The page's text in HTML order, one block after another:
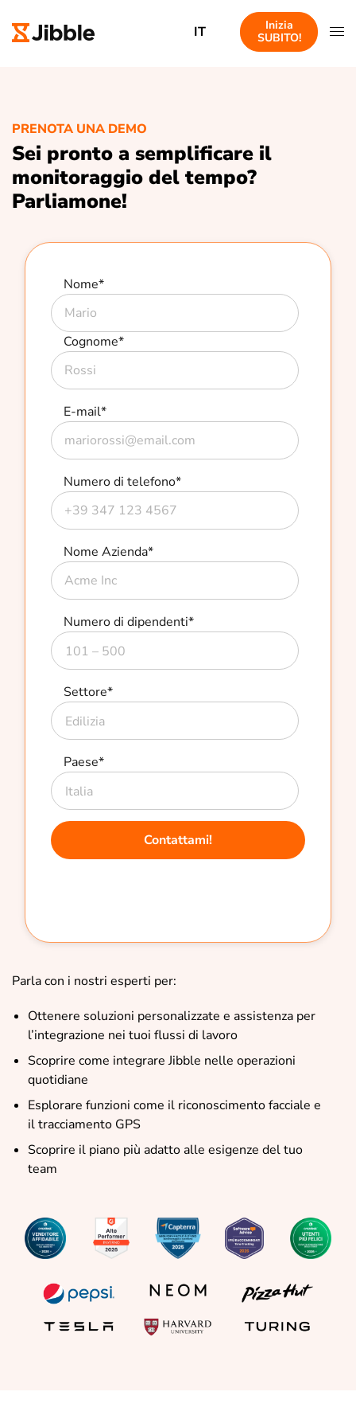
IT
Inizia
SUBITO!
PRENOTA UNA DEMO
Sei pronto a semplificare il
monitoraggio del tempo?
Parliamone!
Nome*
Cognome*
E-mail*
Numero di telefono*
Nome Azienda*
Numero di dipendenti*
Settore*
Paese*
Parla con i nostri esperti per:
Ottenere soluzioni personalizzate e assistenza per
l’integrazione nei tuoi flussi di lavoro
Scoprire come integrare Jibble nelle operazioni
quotidiane
Esplorare funzioni come il riconoscimento facciale e
il tracciamento GPS
Scoprire il piano più adatto alle esigenze del tuo
team